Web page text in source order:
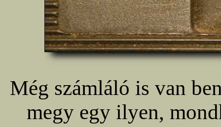
Még számláló is van
megy egy ilyen,